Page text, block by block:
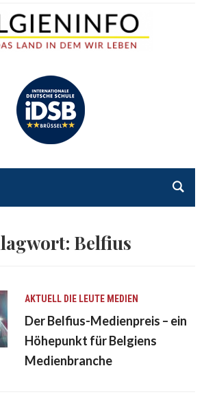
Belfius
AKTUELL DIE LEUTE MEDIEN
Der Belfius-Medienpreis – ein
Höhepunkt für Belgiens
Medienbranche